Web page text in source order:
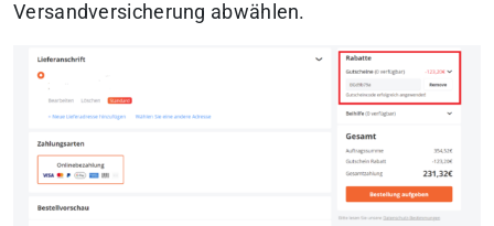
Versandversicherung abwählen.